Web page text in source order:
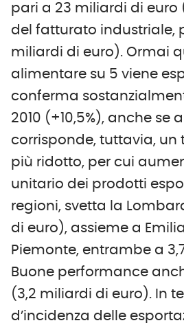
pari a 23 miliardi di euro
del fatturato industriale,
miliardi di euro). Ormai
alimentare su 5 viene
conferma
2010 (+10,5%), anche se
corrisponde, tuttavia, un
più ridotto, per cui
unitario dei prodotti
regioni, svetta la
di euro), assieme a
Piemonte, entrambe a
Buone performance
(3,2 miliardi di euro). In
d’incidenza delle